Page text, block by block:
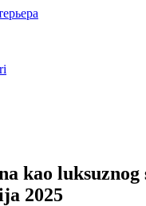
kao luksuznog
2025